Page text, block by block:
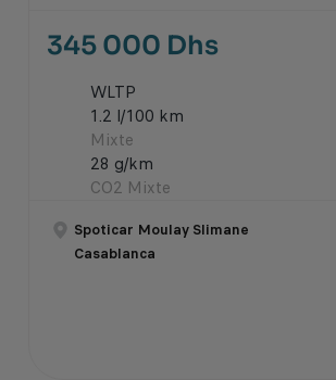
345 000 Dhs
WLTP
1.2 l/100 km
Mixte
28 g/km
CO2 Mixte
Spoticar Moulay Slimane
Casablanca